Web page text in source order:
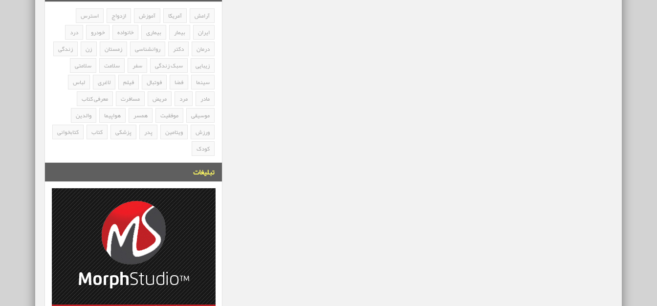
آرامش آمریکا آموزش ازدواج
استرس
ایران
بیمار بیماری خانواده خودرو
درد
درمان
دکتر روانشناسی زمستان زن
زندگی
زیبایی
سبک زندگی سفر سلامت
سلامتی
سینما
فضا فوتبال فیلم لاغری
لباس
مادر
مرد مریض مسافرت
معرفی کتاب
موسیقی
موفقیت همسر هواپیما
والدین
ورزش
ویتامین پدر پزشکی کتاب
کتابخوانی
کودک
تبلیغات